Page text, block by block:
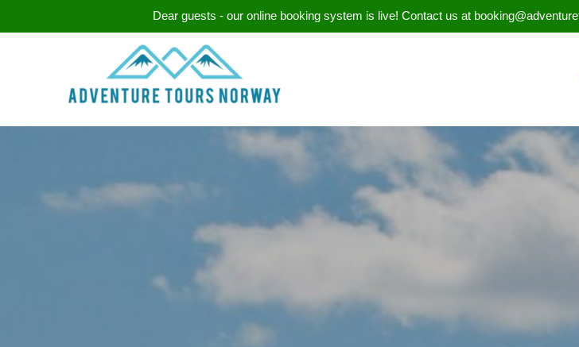
Dear guests - our online booking system is live! Contact us at